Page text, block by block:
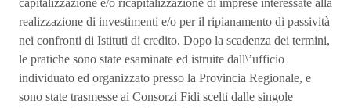
capitalizzazione e/o ricapitalizzazione di imprese interessate alla
realizzazione di investimenti e/o per il ripianamento di passività
nei confronti di Istituti di credito. Dopo la scadenza dei termini,
le pratiche sono state esaminate ed istruite dall\’ufficio
individuato ed organizzato presso la Provincia Regionale, e
sono state trasmesse ai Consorzi Fidi scelti dalle singole